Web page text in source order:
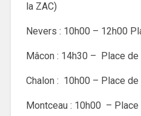
la ZAC)
Nevers : 10h00 – 12h00
Mâcon : 14h30 – Place de
Chalon : 10h00 – Place de
Montceau : 10h00 –